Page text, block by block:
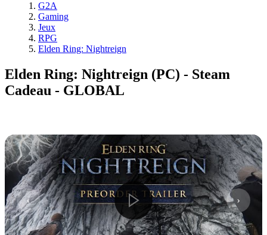
G2A
Gaming
Jeux
RPG
Elden Ring: Nightreign
Elden Ring: Nightreign (PC) - Steam
Cadeau - GLOBAL